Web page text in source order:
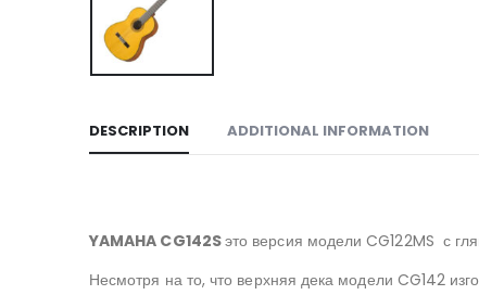
DESCRIPTION ADDITIONAL INFORMATION
YAMAHA CG142Sэто версия модели CG122MS с
Несмотря на то, что верхняя дека модели CG142